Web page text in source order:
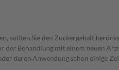
sollten Sie den Zuckergehalt
Behandlung mit einem neuen
deren Anwendung schon einige